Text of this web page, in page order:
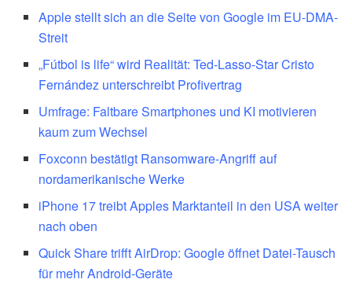
Apple stellt sich an die Seite von Google im EU-DMA-
Streit
„Fútbol is life“ wird Realität: Ted-Lasso-Star Cristo
Fernández unterschreibt Profivertrag
Umfrage: Faltbare Smartphones und KI motivieren
kaum zum Wechsel
Foxconn bestätigt Ransomware-Angriff auf
nordamerikanische Werke
iPhone 17 treibt Apples Marktanteil in den USA weiter
nach oben
Quick Share trifft AirDrop: Google öffnet Datei-Tausch
für mehr Android-Geräte